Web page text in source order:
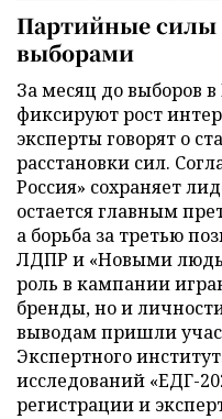
Партийные силы
выборами
За месяц до выборов
фиксируют рост
эксперты говорят о
расстановки сил.
Россия» сохраняет
остается главным
а борьба за третью
ЛДПР и «Новыми
роль в кампании
бренды, но и
выводам пришли
Экспертного
исследований «ЕДГ-
регистрации и